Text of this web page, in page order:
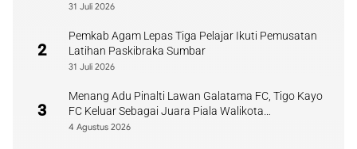
31 Juli 2026
2
Pemkab Agam Lepas Tiga Pelajar Ikuti Pemusatan
Latihan Paskibraka Sumbar
31 Juli 2026
3
Menang Adu Pinalti Lawan Galatama FC, Tigo Kayo
FC Keluar Sebagai Juara Piala Walikota
Payakumbuh
4 Agustus 2026